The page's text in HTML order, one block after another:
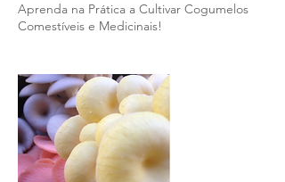
Aprenda na Prática a Cultivar Cogumelos
Comestíveis e Medicinais!